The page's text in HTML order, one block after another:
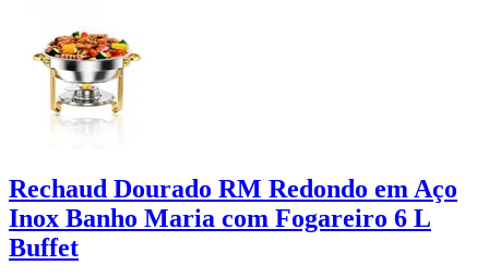
Rechaud Dourado RM Redondo em Aço
Inox Banho Maria com Fogareiro 6 L
Buffet